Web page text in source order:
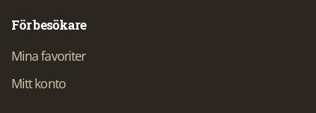
För besökare
Mina favoriter
Mitt konto